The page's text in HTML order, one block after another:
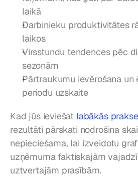
laikā
Darbinieku produktivitātes
laikos
Virsstundu tendences pēc
sezonām
Pārtraukumu ievērošana un
periodu uzskaite
Kad jūs ieviešat labākās
rezultāti pārskati nodrošina
nepieciešama, lai izveidotu
uzņēmuma faktiskajām
uztvertajām prasībām.